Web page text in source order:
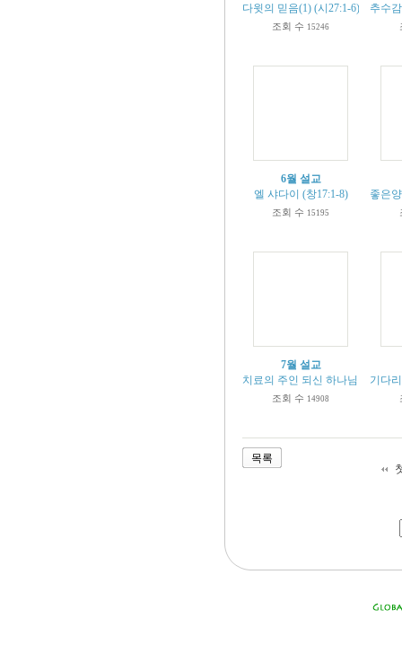
다윗의 믿음(1) (시27:1-6)
조회 수 15246
추수
6월 설교
엘 샤다이 (창17:1-8)
조회 수 15195
좋은
7월 설교
치료의 주인 되신 하나님 (출15:26)
조회 수 14908
기다
목록